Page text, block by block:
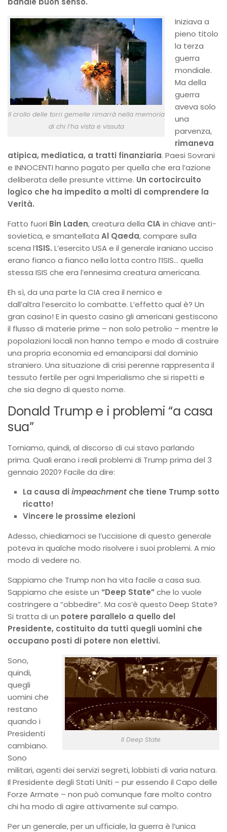
Il crollo delle torri gemelle rimarrà nella memoria
di chi l’ha vista e vissuta
Iniziava a
pieno titolo
la terza
guerra
mondiale.
Ma della
guerra
aveva solo
una
parvenza,
rimaneva
atipica, mediatica, a tratti finanziaria. Paesi Sovrani
e INNOCENTI hanno pagato per quella che era l’azione
deliberata delle presunte vittime. Un cortocircuito
logico che ha impedito a molti di comprendere la
Verità.
Fatto fuori Bin Laden, creatura della CIAin chiave anti-
sovietica, e smantellata Al Qaeda, compare sulla
scena l’ISIS. L’esercito USA e il generale iraniano ucciso
erano fianco a fianco nella lotta contro l’ISIS… quella
stessa ISIS che era l’ennesima creatura americana.
Eh sì, da una parte la CIA crea il nemico e
dall’altra l’esercito lo combatte. L’effetto qual è? Un
gran casino! E in questo casino gli americani gestiscono
il flusso di materie prime – non solo petrolio – mentre le
popolazioni locali non hanno tempo e modo di costruire
una propria economia ed emanciparsi dal dominio
straniero. Una situazione di crisi perenne rappresenta il
tessuto fertile per ogni Imperialismo che si rispetti e
che sia degno di questo nome.
Donald Trump e i problemi “a casa
sua”
Torniamo, quindi, al discorso di cui stavo parlando
prima. Quali erano i reali problemi di Trump prima del 3
gennaio 2020? Facile da dire:
La causa di impeachment che tiene Trump sotto
ricatto!
Vincere le prossime elezioni
Adesso, chiediamoci se l’uccisione di questo generale
poteva in qualche modo risolvere i suoi problemi. A mio
modo di vedere no.
Sappiamo che Trump non ha vita facile a casa sua.
Sappiamo che esiste un “Deep State”che lo vuole
costringere a “obbedire”. Ma cos’è questo Deep State?
Si tratta di un potere parallelo a quello del
Presidente, costituito da tutti quegli uomini che
occupano posti di potere non elettivi.
Il Deep State
Sono,
quindi,
quegli
uomini che
restano
quando i
Presidenti
cambiano.
Sono
militari, agenti dei servizi segreti, lobbisti di varia natura.
Il Presidente degli Stati Uniti – pur essendo il Capo delle
Forze Armate – non può comunque fare molto contro
chi ha modo di agire attivamente sul campo.
Per un generale, per un ufficiale, la guerra è l’unica